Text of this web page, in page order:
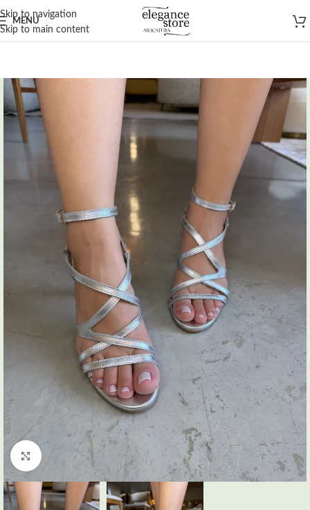
Skip to navigation
Skip to main content
MENU
Click to enlarge